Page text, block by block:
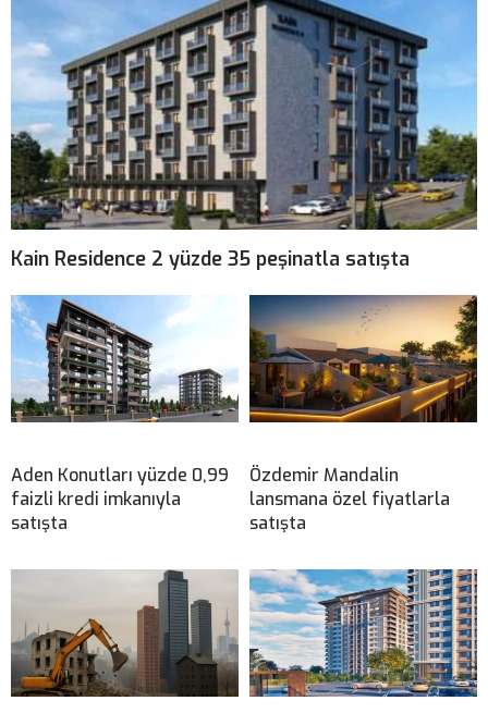
Kain Residence 2 yüzde 35 peşinatla satışta
Aden Konutları yüzde 0,99
faizli kredi imkanıyla
satışta
Özdemir Mandalin
lansmana özel fiyatlarla
satışta